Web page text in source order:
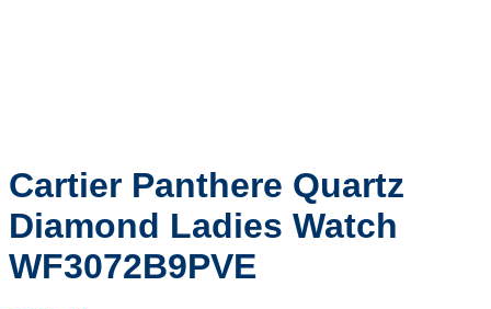
Cartier Panthere Quartz
Diamond Ladies Watch
WF3072B9PVE